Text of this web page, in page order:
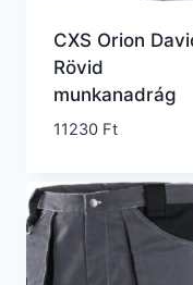
CXS Orion
Rövid
munkanadrág
11230 Ft